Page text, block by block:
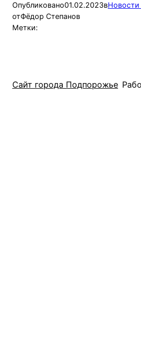
Опубликовано01.02.2023вНовости
отФёдор Степанов
Метки:
Сайт города Подпорожье